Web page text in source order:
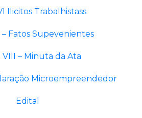
Ilicitos Trabalhistass
– Fatos Supevenientes
VIII – Minuta da Ata
Microempreendedor
Edital